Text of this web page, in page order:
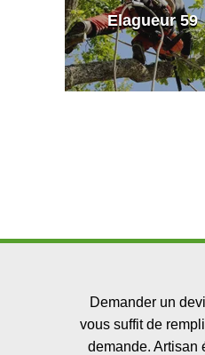
Elagueur 59
Demander un
vous suffit de
demande. Artisan